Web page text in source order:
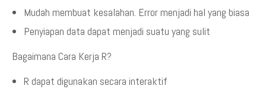
Mudah membuat kesalahan. Error menjadi hal yang biasa
Penyiapan data dapat menjadi suatu yang sulit
Bagaimana Cara Kerja R?
R dapat digunakan secara interaktif